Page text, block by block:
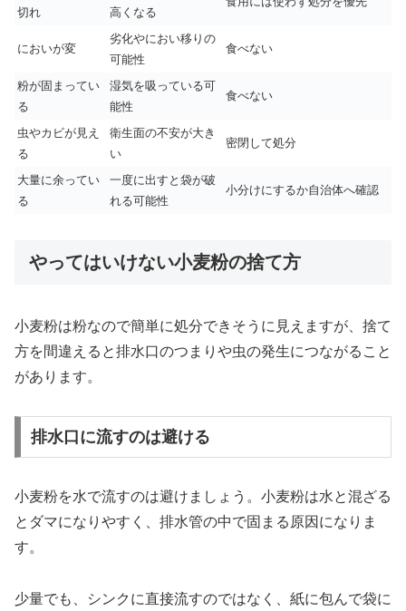
切れ
高くなる
においが変
劣化やにおい移りの
可能性
食べない
粉が固まってい
る
湿気を吸っている可
能性
食べない
虫やカビが見え
る
衛生面の不安が大き
い
密閉して処分
大量に余ってい
る
一度に出すと袋が破
れる可能性
小分けにするか自治体へ確認
やってはいけない小麦粉の捨て方
小麦粉は粉なので簡単に処分できそうに見えますが、捨て
方を間違えると排水口のつまりや虫の発生につながること
があります。
排水口に流すのは避ける
小麦粉を水で流すのは避けましょう。小麦粉は水と混ざる
とダマになりやすく、排水管の中で固まる原因になりま
す。
少量でも、シンクに直接流すのではなく、紙に包んで袋に